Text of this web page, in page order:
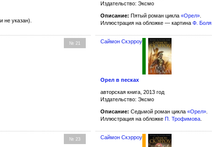
не указан).
Издательство: Эксмо
Описание: Пятый роман цикла«Орел»
Иллюстрация на обложке — картинаФ. Боля
№ 21 Саймон Скэрроу
Орел в песках
авторская книга, 2013 год
Издательство: Эксмо
Описание: Седьмой роман цикла«Орел»
Иллюстрация на обложкеП. Трофимова
№ 23 Саймон Скэрроу